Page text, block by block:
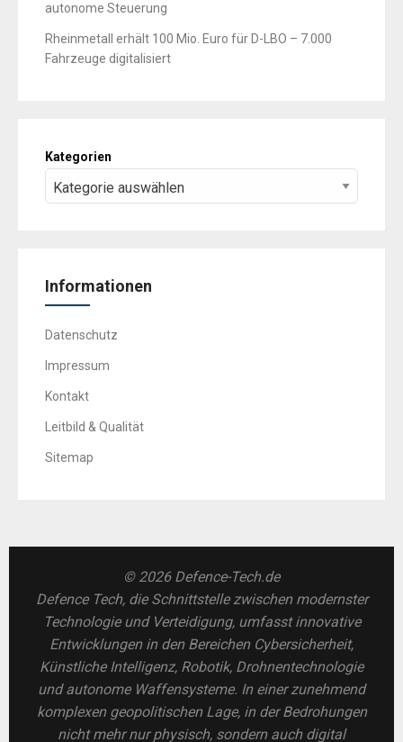
autonome Steuerung
Rheinmetall erhält 100 Mio. Euro für D-LBO – 7.000
Fahrzeuge digitalisiert
Kategorien
Informationen
Datenschutz
Impressum
Kontakt
Leitbild & Qualität
Sitemap
© 2026 Defence-Tech.de
Defence Tech, die Schnittstelle zwischen modernster
Technologie und Verteidigung, umfasst innovative
Entwicklungen in den Bereichen Cybersicherheit,
Künstliche Intelligenz, Robotik, Drohnentechnologie
und autonome Waffensysteme. In einer zunehmend
komplexen geopolitischen Lage, in der Bedrohungen
nicht mehr nur physisch, sondern auch digital